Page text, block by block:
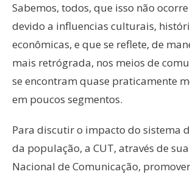
Sabemos, todos, que isso não
devido a influencias culturais,
econômicas, e que se reflete, de
mais retrógrada, nos meios de
se encontram quase praticamente
em poucos segmentos.
Para discutir o impacto do sistema
da população, a CUT, através de
Nacional de Comunicação,